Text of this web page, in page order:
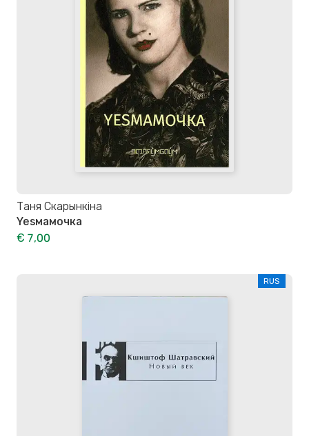
Таня Скарынкіна
Yesмамочка
€ 7,00
RUS